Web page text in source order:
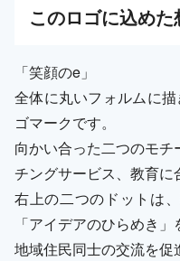
このロゴに込めた
「笑顔のe」
全体に丸いフォルムに
ゴマークです。
向かい合った二つのモ
チングサービス、教育に
右上の二つのドットは
「アイデアのひらめき」
地域住民同士の交流を